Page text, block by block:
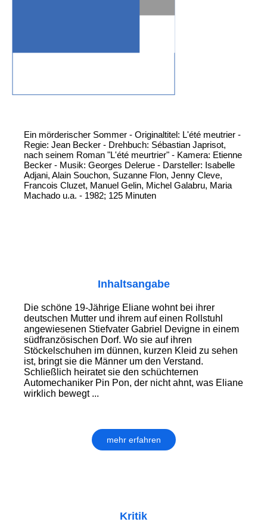
Ein mörderischer Sommer - Originaltitel: L'été meutrier -
Regie: Jean Becker - Drehbuch: Sébastian Japrisot,
nach seinem Roman "L'été meurtrier" - Kamera: Etienne
Becker - Musik: Georges Delerue - Darsteller: Isabelle
Adjani, Alain Souchon, Suzanne Flon, Jenny Cleve,
Francois Cluzet, Manuel Gelin, Michel Galabru, Maria
Machado u.a. - 1982; 125 Minuten
Inhaltsangabe
Die schöne 19-Jährige Eliane wohnt bei ihrer
deutschen Mutter und ihrem auf einen Rollstuhl
angewiesenen Stiefvater Gabriel Devigne in einem
südfranzösischen Dorf. Wo sie auf ihren
Stöckelschuhen im dünnen, kurzen Kleid zu sehen
ist, bringt sie die Männer um den Verstand.
Schließlich heiratet sie den schüchternen
Automechaniker Pin Pon, der nicht ahnt, was Eliane
wirklich bewegt ...
mehr erfahren
Kritik